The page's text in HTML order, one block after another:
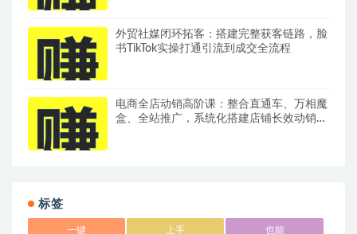
外贸社媒闭环拓客：搭建完整获客链路，脸
书TikTok实操打通引流到成交全流程
电商全店动销高阶课：整合直通车、万相魔
盒、全站推广，系统化搭建店铺长效动销方
标签
一键 上手 也能